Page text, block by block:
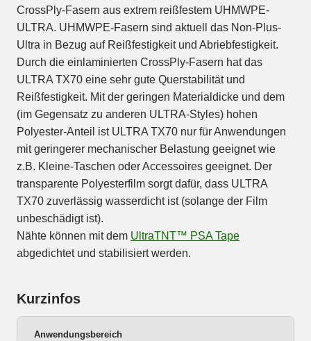
CrossPly-Fasern aus extrem reißfestem UHMWPE-
ULTRA. UHMWPE-Fasern sind aktuell das Non-Plus-
Ultra in Bezug auf Reißfestigkeit und Abriebfestigkeit.
Durch die einlaminierten CrossPly-Fasern hat das
ULTRA TX70 eine sehr gute Querstabilität und
Reißfestigkeit. Mit der geringen Materialdicke und dem
(im Gegensatz zu anderen ULTRA-Styles) hohen
Polyester-Anteil ist ULTRA TX70 nur für Anwendungen
mit geringerer mechanischer Belastung geeignet wie
z.B. Kleine-Taschen oder Accessoires geeignet. Der
transparente Polyesterfilm sorgt dafür, dass ULTRA
TX70 zuverlässig wasserdicht ist (solange der Film
unbeschädigt ist).
Nähte können mit dem UltraTNT™ PSA Tape
abgedichtet und stabilisiert werden.
Kurzinfos
Anwendungsbereich